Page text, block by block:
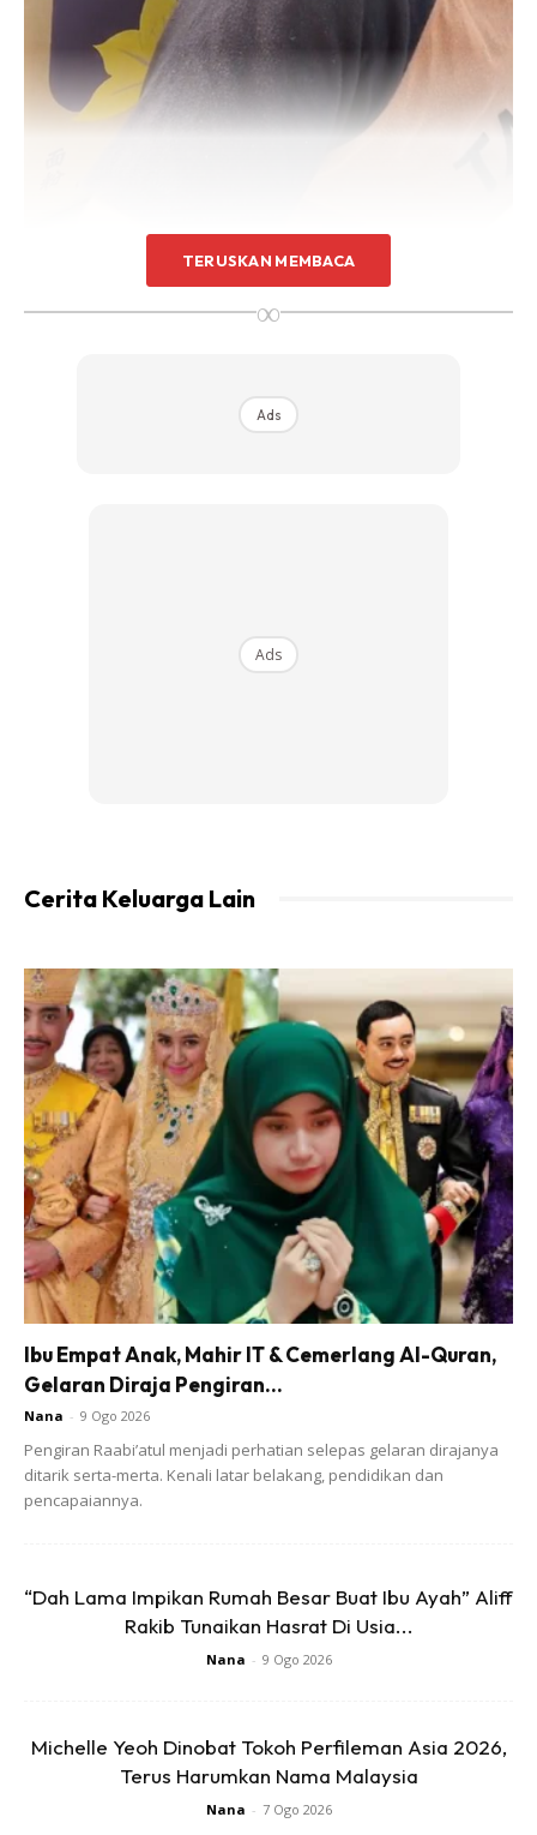
Bukan senang nak dapat bini susah sama-
sama ni.. Bidadari syurgaku
Pasangan ini gigih mencari rezeki dan disebabkan isterinya
sentiasa ada untuk membantu, si suami meluahkan rasa
syukur dan bangga dianugerahkan isteri sepertinya itu.
Baginya bukan mudah untuk berjumpa dengan wanita yang
buat dirinya.
TERUSKAN MEMBACA
∞
Ads
Ads
Cerita Keluarga Lain
Ibu Empat Anak, Mahir IT & Cemerlang Al-Quran,
Gelaran Diraja Pengiran...
Nana - 9 Ogo 2026
Pengiran Raabi’atul menjadi perhatian selepas gelaran dirajanya
ditarik serta-merta. Kenali latar belakang, pendidikan dan
pencapaiannya.
“Dah Lama Impikan Rumah Besar Buat Ibu Ayah” Aliff
Rakib Tunaikan Hasrat Di Usia...
Nana - 9 Ogo 2026
Michelle Yeoh Dinobat Tokoh Perfileman Asia 2026,
Terus Harumkan Nama Malaysia
Nana - 7 Ogo 2026